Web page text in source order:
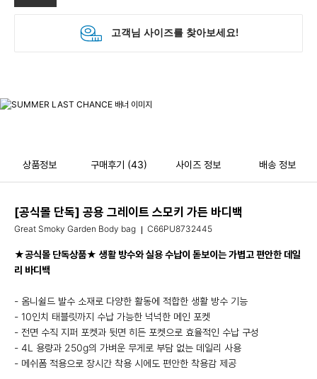
상품정보 구매후기 (43) 사이즈 정보 배송 정보
[공식몰 단독] 공용 그레이트 스모키 가든 바디백
Great Smoky Garden Body bag C66PU8732445
★공식몰 단독상품★ 생활 방수와 실용 수납이 돋보이는 가볍고 편안한 데일
리 바디백
- 옴니쉴드 발수 소재로 다양한 활동에 적합한 생활 방수 기능
- 10인치 태블릿까지 수납 가능한 넉넉한 메인 포켓
- 전면 수직 지퍼 포켓과 뒷면 히든 포켓으로 효율적인 수납 구성
- 4L 용량과 250g의 가벼운 무게로 부담 없는 데일리 사용
- 메쉬폼 적용으로 장시간 착용 시에도 편안한 착용감 제공